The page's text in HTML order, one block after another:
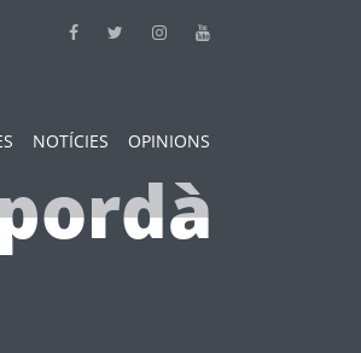
NOTÍCIES OPINIONS